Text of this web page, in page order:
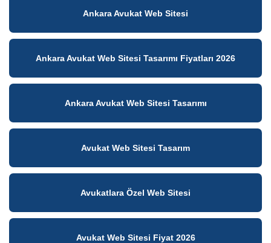
Ankara Avukat Web Sitesi
Ankara Avukat Web Sitesi Tasarımı Fiyatları 2026
Ankara Avukat Web Sitesi Tasarımı
Avukat Web Sitesi Tasarım
Avukatlara Özel Web Sitesi
Avukat Web Sitesi Fiyat 2026